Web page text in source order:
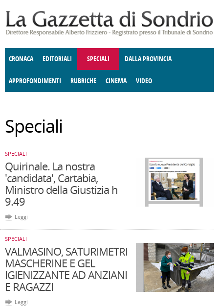
CRONACA EDITORIALI SPECIALI DALLA PROVINCIA
APPROFONDIMENTI
E SPETTACOLI POLITICA
RUBRICHE
DELLE IDEE FATTI DELLO SPIRITO
CINEMA VIDEO
Speciali
SPECIALI
Quirinale. La nostra
'candidata', Cartabia,
Ministro della Giustizia h
9.49
Leggi
SPECIALI
VALMASINO, SATURIMETRI
MASCHERINE E GEL
IGIENIZZANTE AD ANZIANI
E RAGAZZI
Leggi